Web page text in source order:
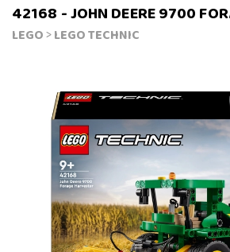
42168 - JOHN DEERE 9700
LEGO>LEGO TECHNIC